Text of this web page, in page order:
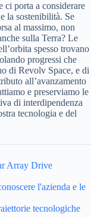
ci porta a considerare
la sostenibilità. Se
al massimo, non
sulla Terra? Le
spesso trovano
progressi che
di Revolv Space, e di
all’avanzamento
e preserviamo le
di interdipendenza
tecnologia e del
Array Drive
l'azienda e le
tecnologiche